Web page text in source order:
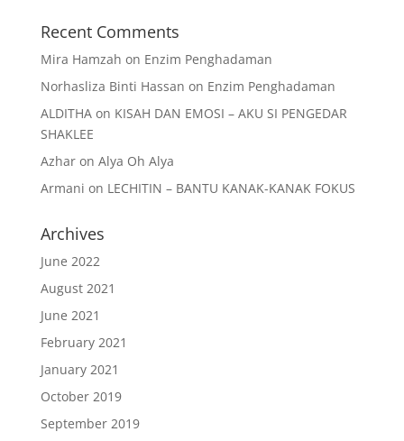
Recent Comments
Mira Hamzah on Enzim Penghadaman
Norhasliza Binti Hassan on Enzim Penghadaman
ALDITHAon KISAH DAN EMOSI – AKU SI PENGEDAR
SHAKLEE
Azharon Alya Oh Alya
Armani on LECHITIN – BANTU KANAK-KANAK FOKUS
Archives
June 2022
August 2021
June 2021
February 2021
January 2021
October 2019
September 2019